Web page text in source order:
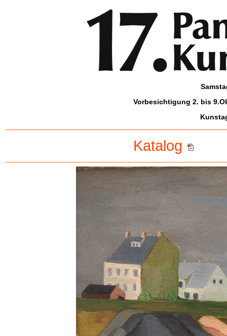
Vorbesichtigung 2. bis
Katalog